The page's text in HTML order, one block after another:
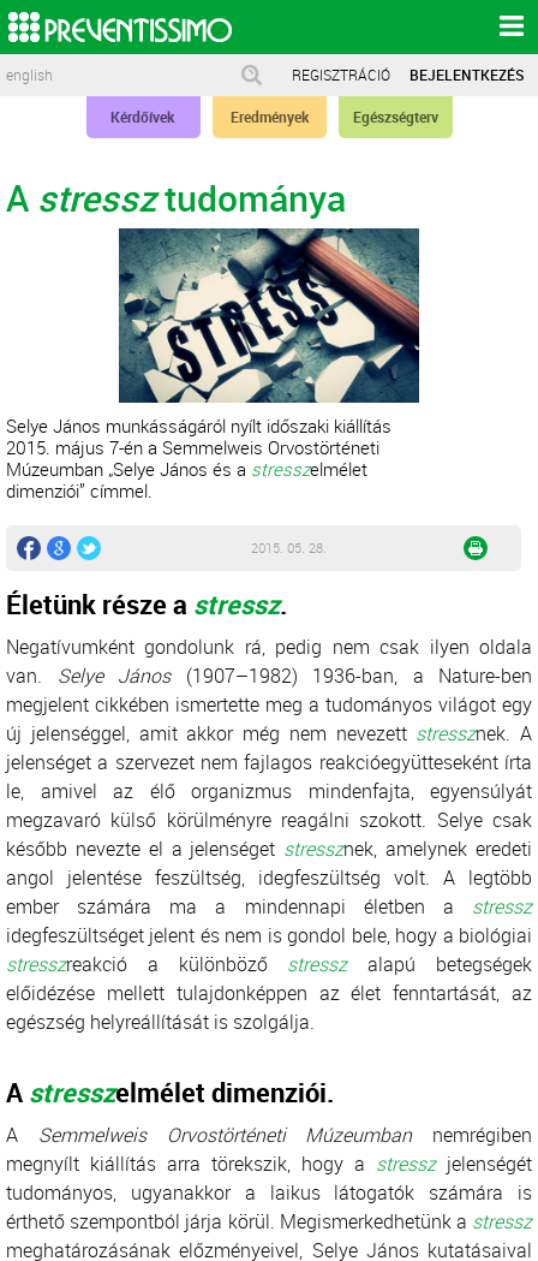
english REGISZTRÁCIÓ BEJELENTKEZÉS
Kérdőívek Eredmények Egészségterv
A stressztudománya
Selye János munkásságáról nyílt időszaki kiállítás
2015. május 7-én a Semmelweis Orvostörténeti
Múzeumban „Selye János és a stresszelmélet
dimenziói” címmel.
2015. 05. 28.
Életünk része a stressz.
Negatívumként gondolunk rá, pedig nem csak ilyen oldala
van. Selye János(1907–1982) 1936-ban, a Nature-ben
megjelent cikkében ismertette meg a tudományos világot egy
új jelenséggel, amit akkor még nem nevezett stressznek. A
jelenséget a szervezet nem fajlagos reakcióegyütteseként írta
le, amivel az élő organizmus mindenfajta, egyensúlyát
megzavaró külső körülményre reagálni szokott. Selye csak
később nevezte el a jelenséget stressznek, amelynek eredeti
angol jelentése feszültség, idegfeszültség volt. A legtöbb
ember számára ma a mindennapi életben a stressz
idegfeszültséget jelent és nem is gondol bele, hogy a biológiai
stresszreakció a különböző stresszalapú betegségek
előidézése mellett tulajdonképpen az élet fenntartását, az
egészség helyreállítását is szolgálja.
A stresszelmélet dimenziói.
A Semmelweis Orvostörténeti Múzeumbannemrégiben
megnyílt kiállítás arra törekszik, hogy a stresszjelenségét
tudományos, ugyanakkor a laikus látogatók számára is
érthető szempontból járja körül. Megismerkedhetünk a stressz
meghatározásának előzményeivel, Selye János kutatásaival